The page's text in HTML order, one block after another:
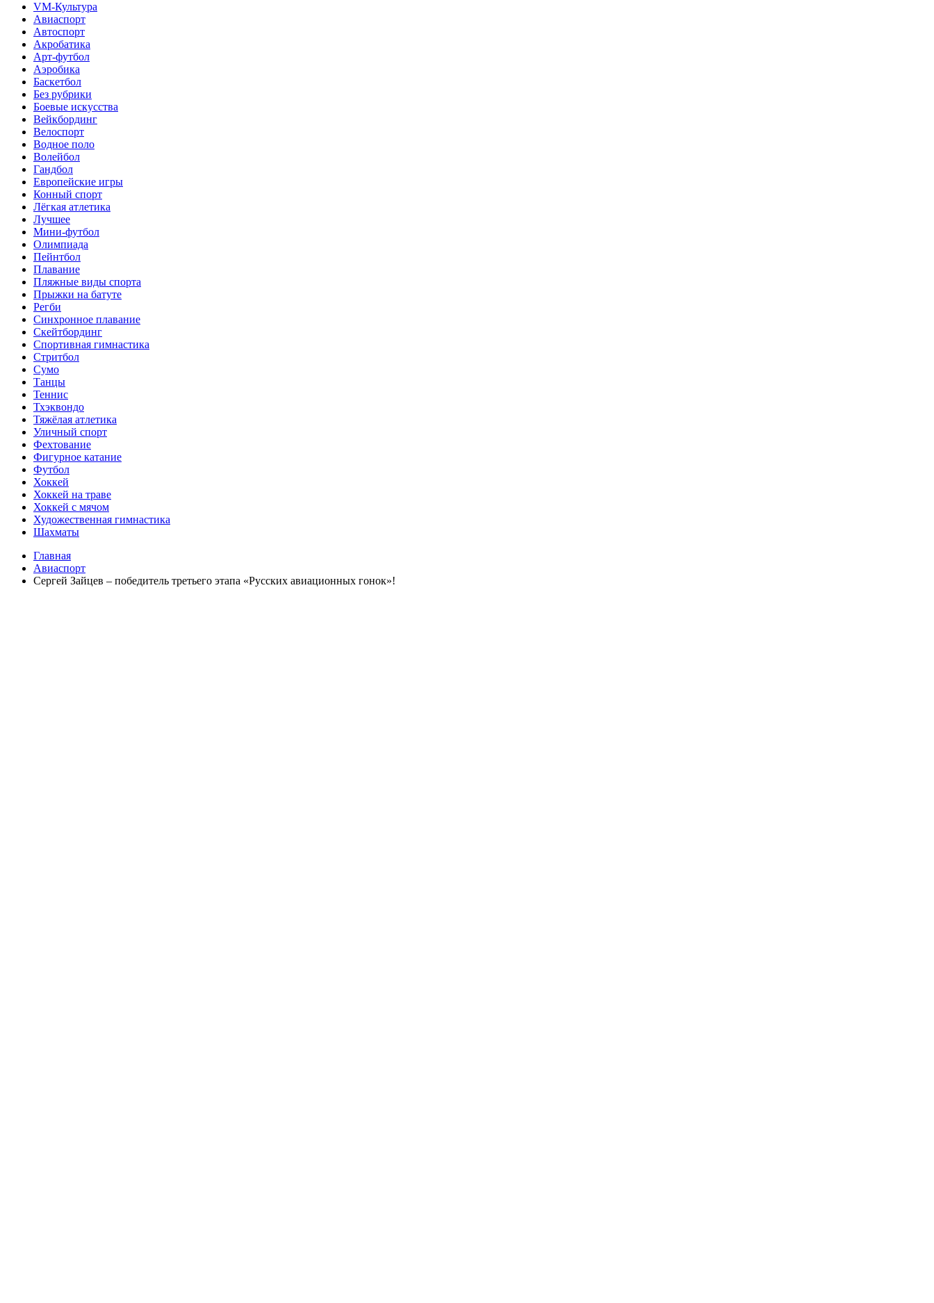
VM-Культура
Авиаспорт
Автоспорт
Акробатика
Арт-футбол
Аэробика
Баскетбол
Без рубрики
Боевые искусства
Вейкбординг
Велоспорт
Водное поло
Волейбол
Гандбол
Европейские игры
Конный спорт
Лёгкая атлетика
Лучшее
Мини-футбол
Олимпиада
Пейнтбол
Плавание
Пляжные виды спорта
Прыжки на батуте
Регби
Синхронное плавание
Скейтбординг
Спортивная гимнастика
Стритбол
Сумо
Танцы
Теннис
Тхэквондо
Тяжёлая атлетика
Уличный спорт
Фехтование
Фигурное катание
Футбол
Хоккей
Хоккей на траве
Хоккей с мячом
Художественная гимнастика
Шахматы
Главная
Авиаспорт
Сергей Зайцев – победитель третьего этапа «Русских авиационных гонок»!